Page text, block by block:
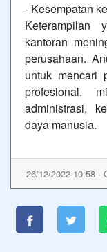
- Kesempatan
Keterampilan
kantoran
perusahaan.
untuk mencari
profesional,
administrasi,
daya manusia.
26/12/2022 10:58 -